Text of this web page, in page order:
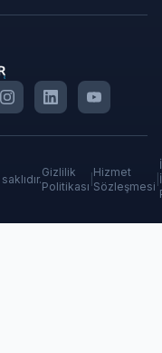
Gizlilik
Politikası
Hizmet
Sözleşmesi